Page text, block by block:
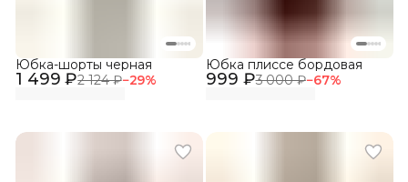
1 499 ₽2 124 ₽−29%
Юбка-шорты черная
999 ₽3 000 ₽−67%
Юбка плиссе бордовая